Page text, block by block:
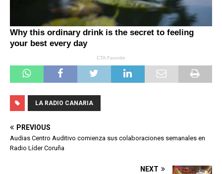
LA RADIO CANARIA
PREVIOUS
Audias Centro Auditivo comienza sus colaboraciones semanales en
Radio Líder Coruña
NEXT